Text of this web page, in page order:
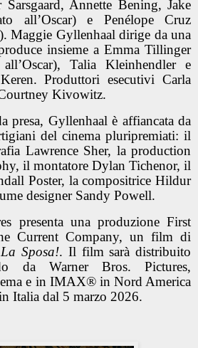
Sarsgaard, Annette Bening, Jake
all’Oscar) e Penélope Cruz
Maggie Gyllenhaal dirige da una
insieme a Emma Tillinger
Talia Kleinhendler e
Produttori esecutivi Carla
Kivowitz.
presa, Gyllenhaal è affiancata da
del cinema pluripremiati: il
Lawrence Sher, la production
il montatore Dylan Tichenor, il
Poster, la compositrice Hildur
designer Sandy Powell.
presenta una produzione First
Current Company, un film di
La Sposa!. Il film sarà distribuito
Warner Bros. Pictures,
e in IMAX® in Nord America
Italia dal 5 marzo 2026.